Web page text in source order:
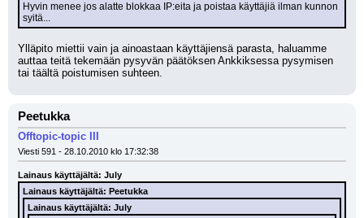
Hyvin menee jos alatte blokkaa IP:eita ja poistaa käyttäjiä ilman kunnon
syitä...
Ylläpito miettii vain ja ainoastaan käyttäjiensä parasta, haluamme
auttaa teitä tekemään pysyvän päätöksen Ankkiksessa pysymisen
tai täältä poistumisen suhteen.
Peetukka
Offtopic-topic III
Viesti 591 - 28.10.2010 klo 17:32:38
Lainaus käyttäjältä: July
Lainaus käyttäjältä: Peetukka
Lainaus käyttäjältä: July